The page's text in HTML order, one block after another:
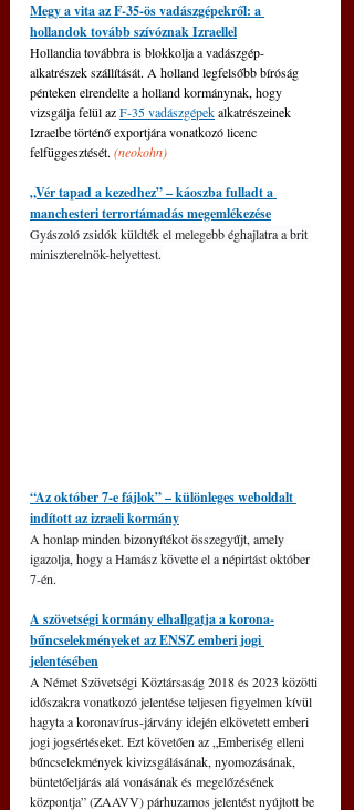
Megy a vita az F-35-ös vadászgépekről: a
hollandok tovább szívóznak Izraellel
Hollandia továbbra is blokkolja a vadászgép-
alkatrészek szállítását. A holland legfelsőbb bíróság
pénteken elrendelte a holland kormánynak, hogy
vizsgálja felül az F-35 vadászgépek alkatrészeinek
Izraelbe történő exportjára vonatkozó licenc
felfüggesztését. (neokohn)
„Vér tapad a kezedhez” – káoszba fulladt a
manchesteri terrortámadás megemlékezése
Gyászoló zsidók küldték el melegebb éghajlatra a brit
miniszterelnök-helyettest.
“Az október 7-e fájlok” – különleges weboldalt
indított az izraeli kormány
A honlap minden bizonyítékot összegyűjt, amely
igazolja, hogy a Hamász követte el a népirtást október
7-én.
A szövetségi kormány elhallgatja a korona-
bűncselekményeket az ENSZ emberi jogi
jelentésében
A Német Szövetségi Köztársaság 2018 és 2023 közötti
időszakra vonatkozó jelentése teljesen figyelmen kívül
hagyta a koronavírus-járvány idején elkövetett emberi
jogi jogsértéseket. Ezt követően az „Emberiség elleni
bűncselekmények kivizsgálásának, nyomozásának,
büntetőeljárás alá vonásának és megelőzésének
központja” (ZAAVV) párhuzamos jelentést nyújtott be